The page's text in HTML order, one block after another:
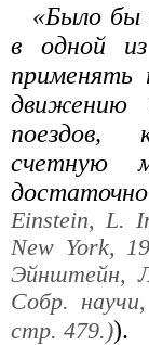
«Было бы
в одной
применять
движению
поездов,
счетную
Einstein, L.
New York,
Эйнштейн,
Собр.
стр. 479.)).